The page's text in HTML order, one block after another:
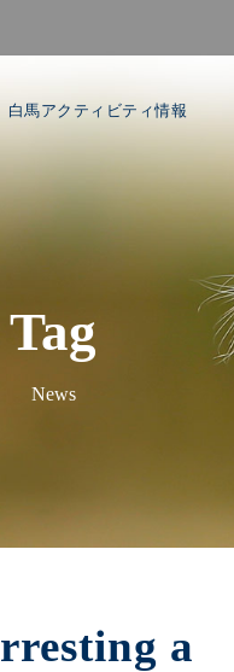
白馬アクティビティ情報
Tag
News
a